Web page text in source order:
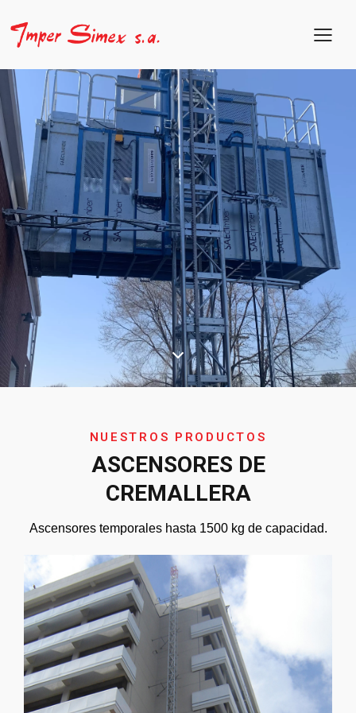
NUESTROS PRODUCTOS
ASCENSORES DE
CREMALLERA
Ascensores temporales hasta 1500 kg de capacidad.